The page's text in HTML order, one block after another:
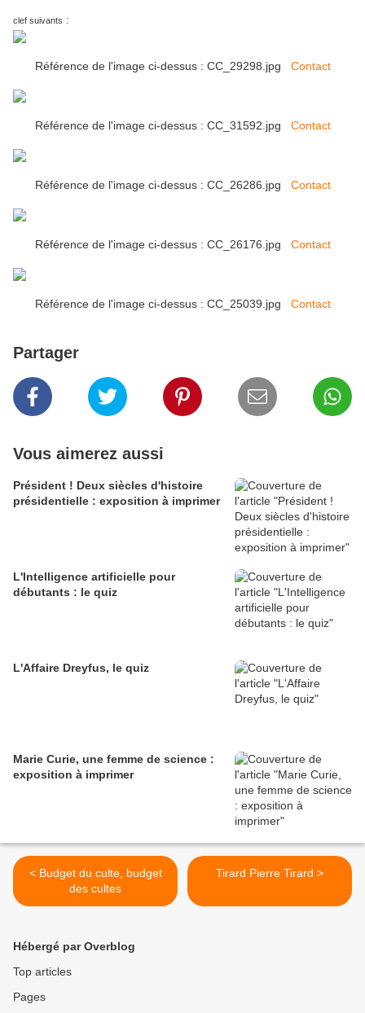
clef suivants :
Référence de l'image ci-dessus : CC_29298.jpg Contact
Référence de l'image ci-dessus : CC_31592.jpg Contact
Référence de l'image ci-dessus : CC_26286.jpg Contact
Référence de l'image ci-dessus : CC_26176.jpg Contact
Référence de l'image ci-dessus : CC_25039.jpg Contact
Partager
Vous aimerez aussi
Président ! Deux siècles d'histoire
présidentielle : exposition à imprimer
L'Intelligence artificielle pour
débutants : le quiz
L'Affaire Dreyfus, le quiz
Marie Curie, une femme de science :
exposition à imprimer
< Budget du culte, budget
des cultes
Tirard Pierre Tirard >
Hébergé par Overblog
Top articles
Pages